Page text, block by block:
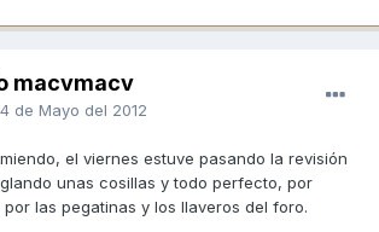
macvmacv
4 de Mayo del 2012
el viernes estuve pasando la revisión
unas cosillas y todo perfecto, por
las pegatinas y los llaveros del foro.